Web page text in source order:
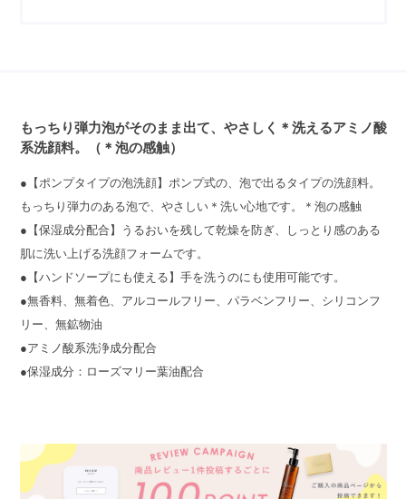
もっちり弾力泡がそのまま出て、やさしく＊洗えるアミノ酸
系洗顔料。（＊泡の感触）
●【ポンプタイプの泡洗顔】ポンプ式の、泡で出るタイプの洗顔料。
もっちり弾力のある泡で、やさしい＊洗い心地です。＊泡の感触
●【保湿成分配合】うるおいを残して乾燥を防ぎ、しっとり感のある
肌に洗い上げる洗顔フォームです。
●【ハンドソープにも使える】手を洗うのにも使用可能です。
●無香料、無着色、アルコールフリー、パラベンフリー、シリコンフ
リー、無鉱物油
●アミノ酸系洗浄成分配合
●保湿成分：ローズマリー葉油配合